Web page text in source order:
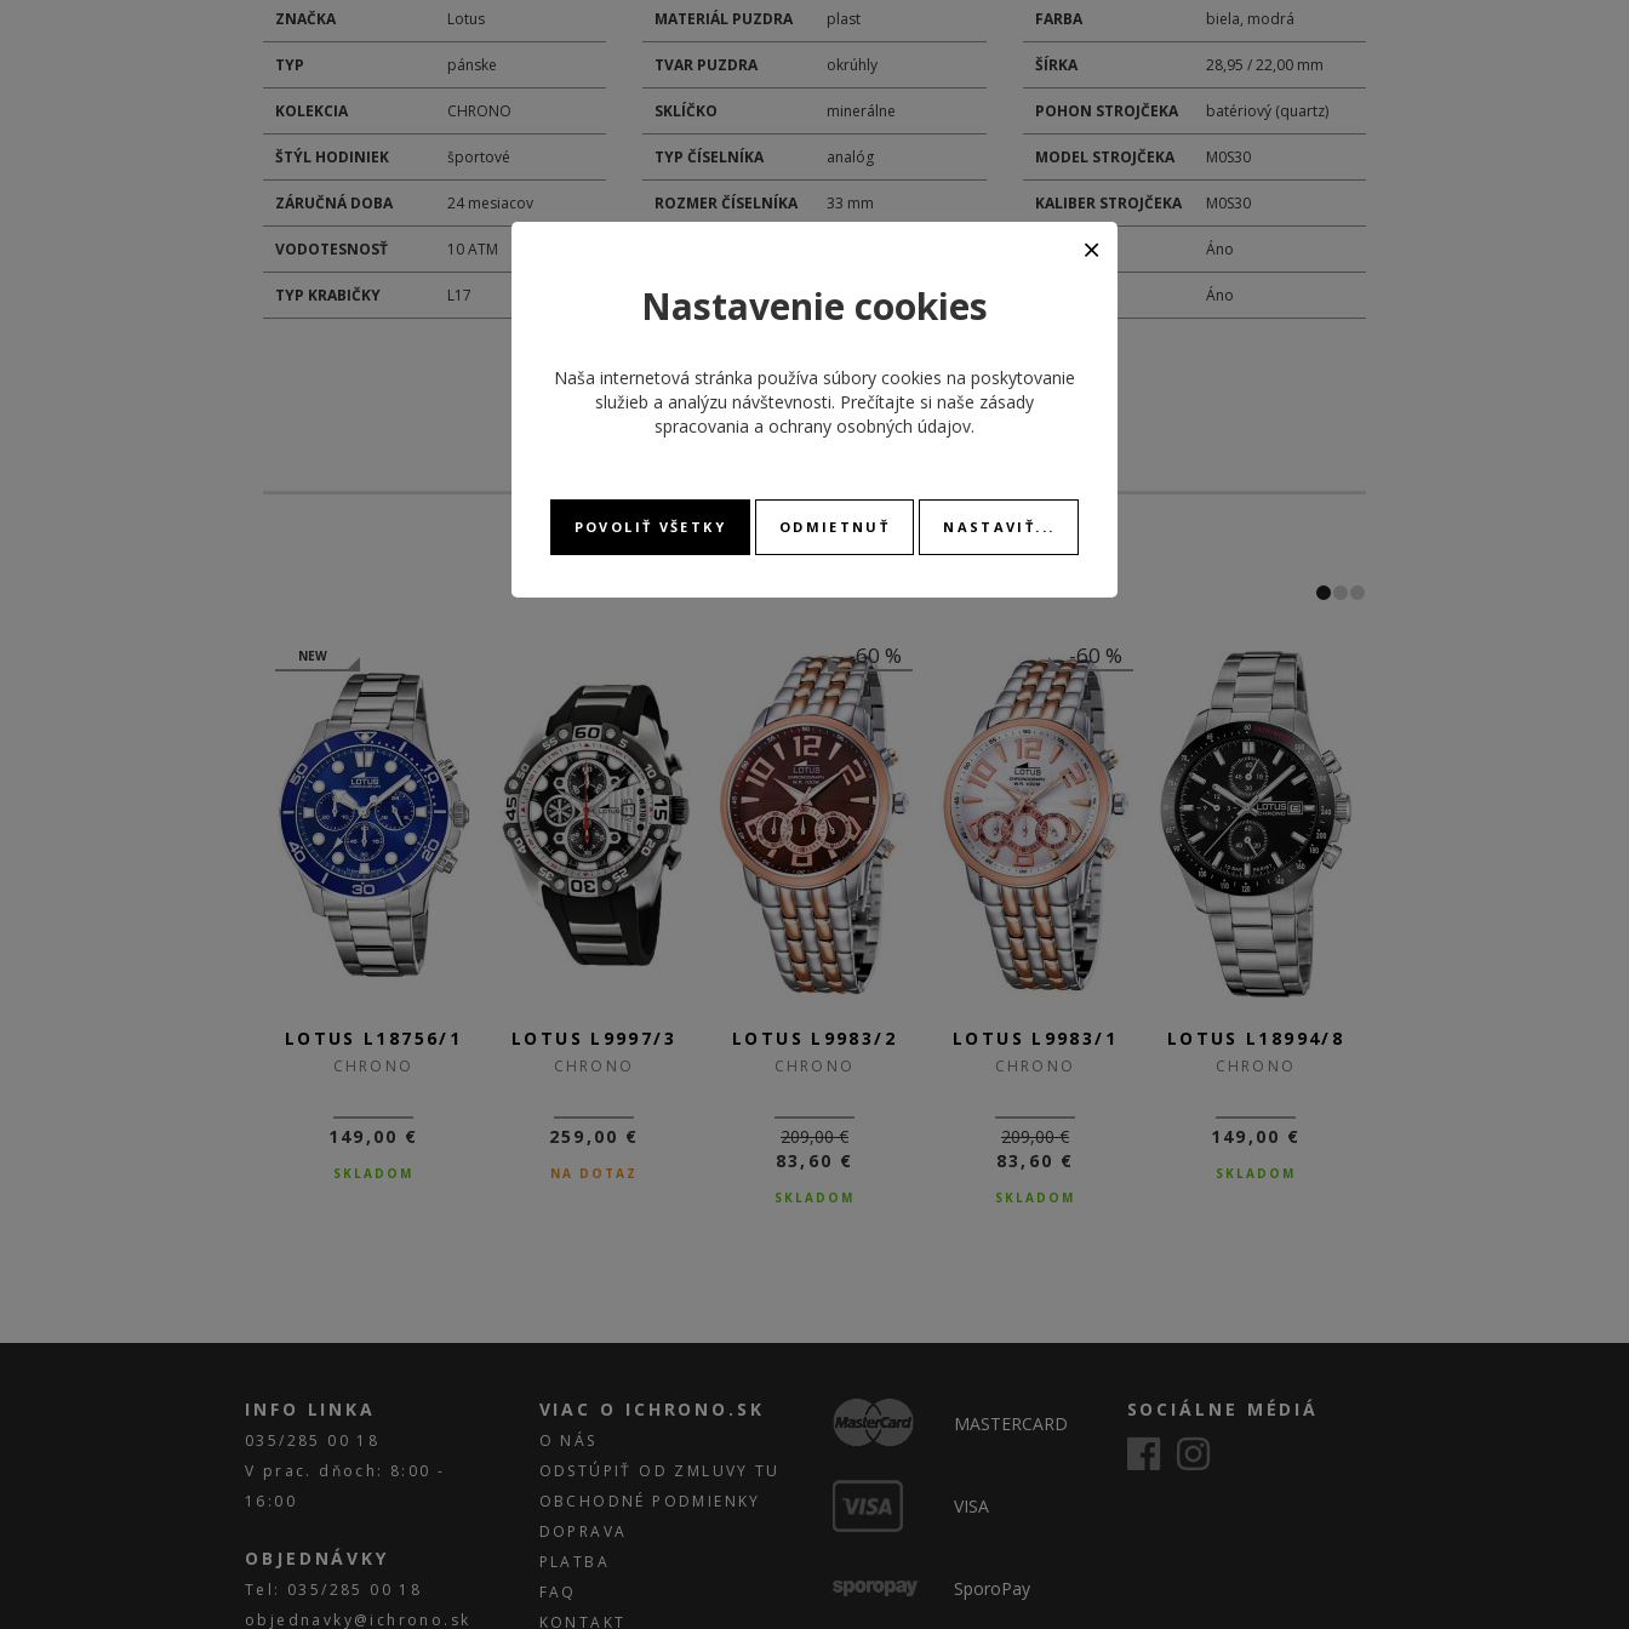
ZNAČKA Lotus
TYP pánske
KOLEKCIA CHRONO
ŠTÝL HODINIEK športové
ZÁRUČNÁ DOBA 24 mesiacov
VODOTESNOSŤ 10 ATM
TYP KRABIČKY L17
MATERIÁL PUZDRA plast
TVAR PUZDRA okrúhly
SKLÍČKO minerálne
TYP ČÍSELNÍKA analóg
ROZMER ČÍSELNÍKA 33 mm
MATERIÁL
REMIENKA
plast
FARBA biela, modrá
ŠÍRKA 28,95 / 22,00 mm
POHON STROJČEKA batériový (quartz)
MODEL STROJČEKA M0S30
KALIBER STROJČEKA M0S30
DÁTUM Áno
Áno
ODPORÚČANÉ PRODUKTY
LOTUS L9997/3
CHRONO
259,00 €
NA DOTAZ
LOTUS L9983/2
CHRONO
209,00 €
-60 %
LOTUS L9983/1
CHRONO
209,00 €
83,60 €
SKLADOM
LOTUS L18994/8
CHRONO
149,00 €
SKLADOM
LOTUS L18994/6
CHRONO
149,00 €
NA DOTAZ
INFO LINKA
035/285 00 18
V prac. dňoch: 8:00 -
16:00
OBJEDNÁVKY
Tel: 035/285 00 18
objednavky@ichrono.sk
VIAC O ICHRONO.SK
O NÁS
ODSTÚPIŤ OD ZMLUVY TU
OBCHODNÉ PODMIENKY
DOPRAVA
PLATBA
FAQ
KONTAKT
MASTERCARD
VISA
SporoPay
SOCIÁLNE MÉDIÁ
Nastavenie cookies
Naša internetová stránka používa súbory cookies na poskytovanie
služieb a analýzu návštevnosti. Prečítajte si naše zásady
spracovania a ochrany osobných údajov.
POVOLIŤ VŠETKY ODMIETNUŤ NASTAVIŤ...